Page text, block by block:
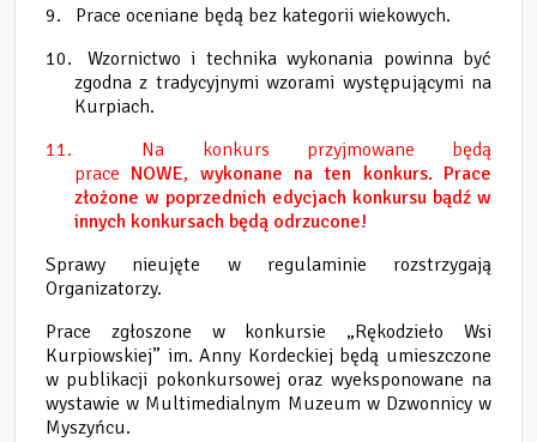
9.
Prace oceniane będą bez kategorii wiekowych.
10.
Wzornictwo i technika wykonania powinna być
zgodna z tradycyjnymi wzorami występującymi na
Kurpiach.
11.
Na konkurs przyjmowane będą
prace NOWE, wykonane na ten konkurs. Prace
złożone w poprzednich edycjach konkursu bądź w
innych konkursach będą odrzucone!
Sprawy nieujęte w regulaminie rozstrzygają
Organizatorzy.
Prace zgłoszone w konkursie „Rękodzieło Wsi
Kurpiowskiej” im. Anny Kordeckiej będą umieszczone
w publikacji pokonkursowej oraz wyeksponowane na
wystawie w Multimedialnym Muzeum w Dzwonnicy w
Myszyńcu.